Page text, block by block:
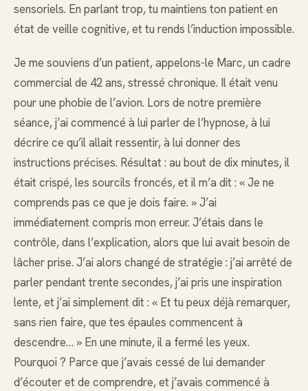
sensoriels. En parlant trop, tu maintiens ton patient en
état de veille cognitive, et tu rends l’induction impossible.
Je me souviens d’un patient, appelons-le Marc, un cadre
commercial de 42 ans, stressé chronique. Il était venu
pour une phobie de l’avion. Lors de notre première
séance, j’ai commencé à lui parler de l’hypnose, à lui
décrire ce qu’il allait ressentir, à lui donner des
instructions précises. Résultat : au bout de dix minutes, il
était crispé, les sourcils froncés, et il m’a dit : « Je ne
comprends pas ce que je dois faire. » J’ai
immédiatement compris mon erreur. J’étais dans le
contrôle, dans l’explication, alors que lui avait besoin de
lâcher prise. J’ai alors changé de stratégie : j’ai arrêté de
parler pendant trente secondes, j’ai pris une inspiration
lente, et j’ai simplement dit : « Et tu peux déjà remarquer,
sans rien faire, que tes épaules commencent à
descendre… » En une minute, il a fermé les yeux.
Pourquoi ? Parce que j’avais cessé de lui demander
d’écouter et de comprendre, et j’avais commencé à